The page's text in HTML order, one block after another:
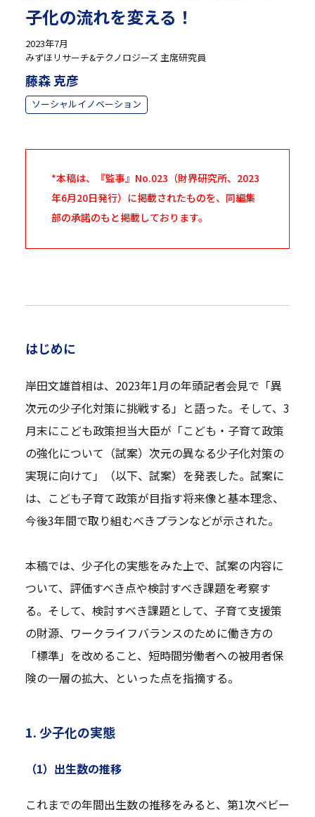
子化の流れを変える！
2023年7月
みずほリサーチ&テクノロジーズ 主席研究員
藤森 克彦
ソーシャルイノベーション
*本稿は、『監事』No.023（財界研究所、2023
年6月20日発行）に掲載されたものを、同編集
部の承諾のもと掲載しております。
はじめに
岸田文雄首相は、2023年1月の年頭記者会見で「異
次元の少子化対策に挑戦する」と語った。そして、3
月末にこども政策担当大臣が「こども・子育て政策
の強化について（試案）――次元の異なる少子化対策の
実現に向けて」（以下、試案）を発表した。試案に
は、こども子育て政策が目指す将来像と基本理念、
今後3年間で取り組むべきプランなどが示された。
本稿では、少子化の実態をみた上で、試案の内容に
ついて、評価すべき点や検討すべき課題を考察す
る。そして、検討すべき課題として、子育て支援策
の財源、ワークライフバランスのために働き方の
「標準」を改めること、短時間労働者への被用者保
険の一層の拡大、といった点を指摘する。
1. 少子化の実態
（1）出生数の推移
これまでの年間出生数の推移をみると、第1次ベビー